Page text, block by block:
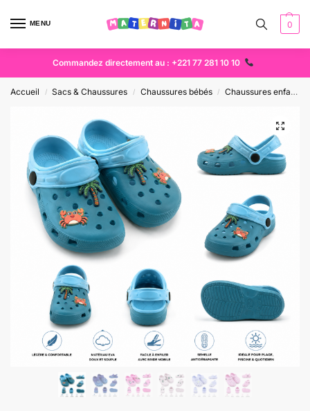
MENU 0
Commandez directement au : +221 77 281 10 10
Accueil / Sacs & Chaussures / Chaussures bébés / Chaussures enfant